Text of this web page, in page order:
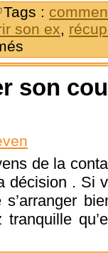
Tags :
son ex,
son
de la
décision . Si
tranquille